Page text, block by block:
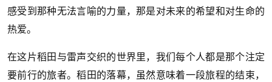
感受到那种无法言喻的力量，那是对未来的希望和对生命的
热爱。
在这片稻田与雷声交织的世界里，我们每个人都是那个注定
要前行的旅者。稻田的落幕，虽然意味着一段旅程的结束，